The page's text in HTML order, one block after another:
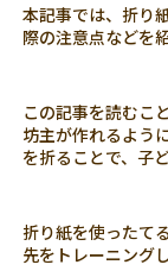
本記事では、折り
際の注意点などを
この記事を読むこ
坊主が作れるよう
を折ることで、子
折り紙を使ったて
先をトレーニング